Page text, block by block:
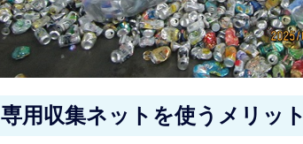
専用収集ネットを使うメリット